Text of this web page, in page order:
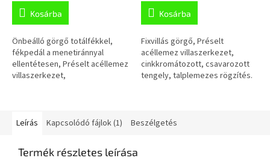
Kosárba
Önbeálló görgő totálfékkel,
fékpedál a menetiránnyal
ellentétesen, Préselt acéllemez
villaszerkezet,
Kosárba
Fixvillás görgő, Préselt
acéllemez villaszerkezet,
cinkkromátozott, csavarozott
tengely, talplemezes rögzítés.
Leírás
Kapcsolódó fájlok (1) Beszélgetés
Termék részletes leírása